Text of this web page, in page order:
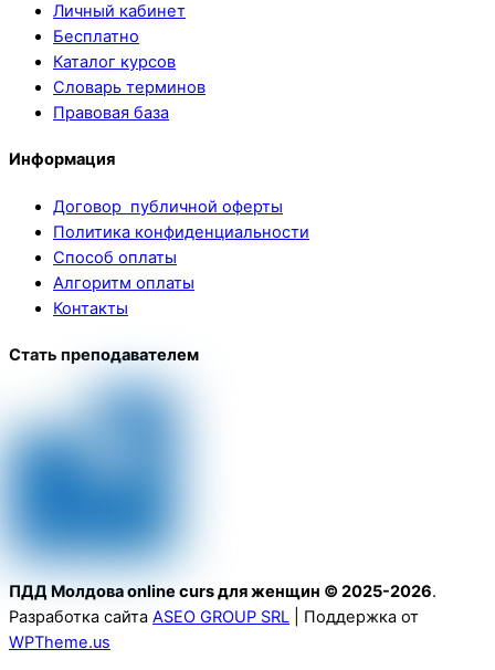
Личный кабинет
Бесплатно
Каталог курсов
Словарь терминов
Правовая база
Информация
Договор публичной оферты
Политика конфиденциальности
Способ оплаты
Алгоритм оплаты
Контакты
Стать преподавателем
ПДД Молдова online curs для женщин © 2025-2026.
Разработка сайта ASEO GROUP SRL | Поддержка от
WPTheme.us